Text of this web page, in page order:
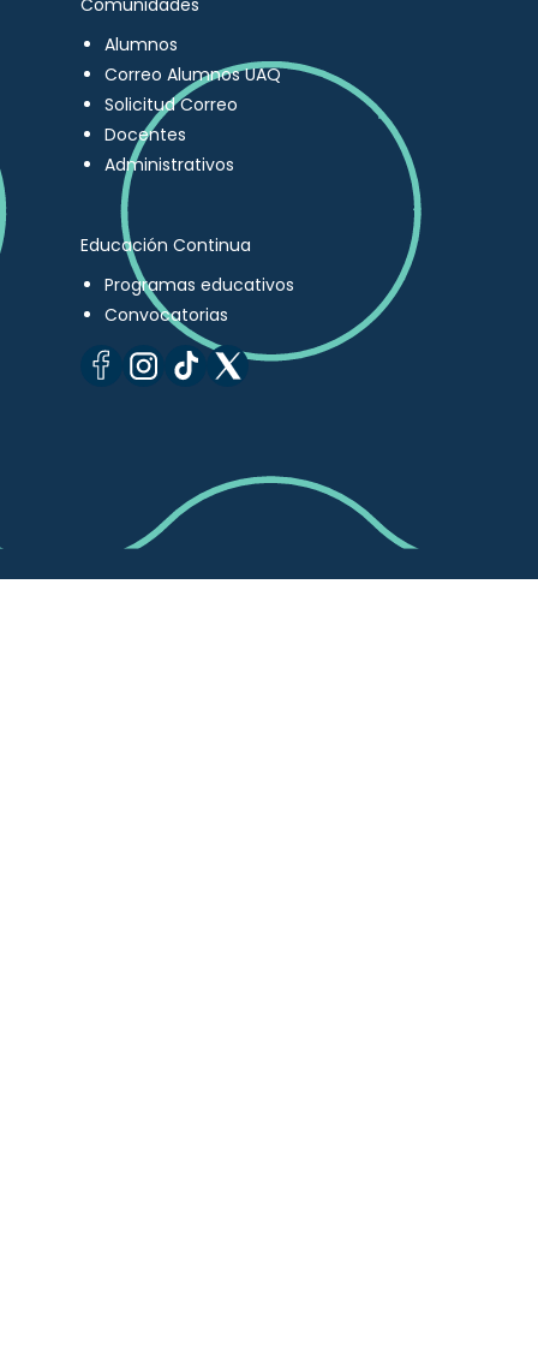
Comunidades
Alumnos
Correo Alumnos UAQ
Solicitud Correo
Docentes
Administrativos
Educación Continua
Programas educativos
Convocatorias